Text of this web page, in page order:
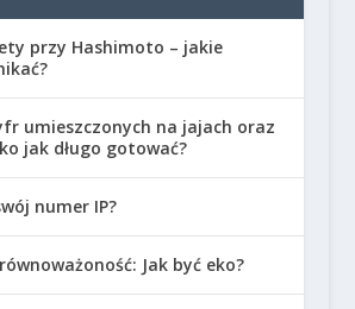
przy Hashimoto – jakie
umieszczonych na jajach oraz
jak długo gotować?
numer IP?
Jak być eko?